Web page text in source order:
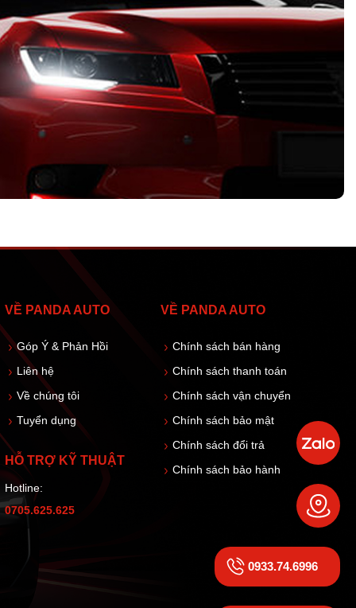
VỀ PANDA AUTO
Góp Ý & Phản Hồi
Liên hệ
Về chúng tôi
Tuyển dụng
HỖ TRỢ KỸ THUẬT
Hotline:
0705.625.625
VỀ PANDA AUTO
Chính sách bán hàng
Chính sách thanh toán
Chính sách vận chuyển
Chính sách bảo mật
Chính sách đổi trả
Chính sách bảo hành
0933.74.6996